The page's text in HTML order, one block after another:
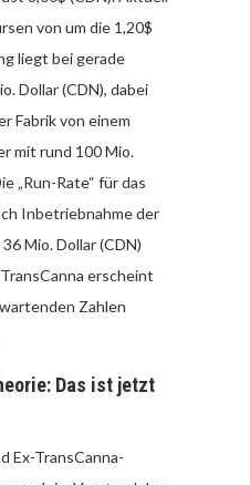
von um die 1,20$
liegt bei gerade
Dollar (CDN), dabei
Fabrik von einem
mit rund 100 Mio.
„Run-Rate“ für das
Inbetriebnahme der
Mio. Dollar (CDN)
erscheint
Zahlen
Das ist jetzt
Ex-TransCanna-